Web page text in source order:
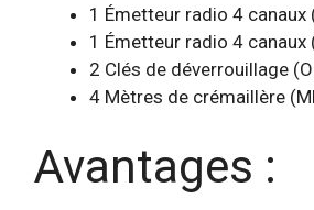
1 Émetteur radio 4 canaux
1 Émetteur radio 4 canaux
2 Clés de déverrouillage
4 Mètres de crémaillère
Avantages :